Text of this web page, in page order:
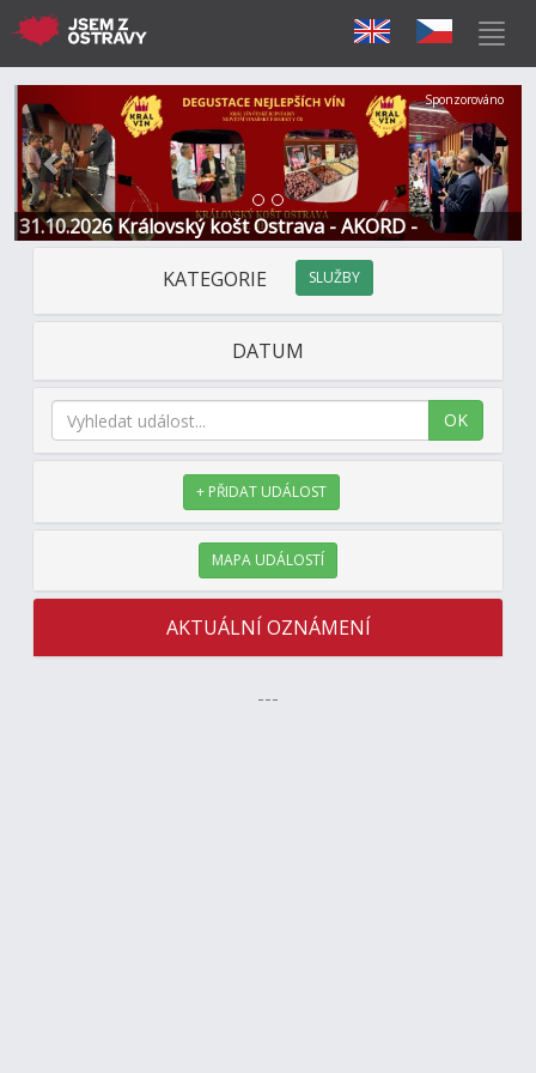
31.10.2026 Královský košt Ostrava - AKORD -
Restaurace a Hotel
Předchozí Další
Sponzorováno
KATEGORIE SLUŽBY
DATUM
OK
+ PŘIDAT UDÁLOST
MAPA UDÁLOSTÍ
AKTUÁLNÍ OZNÁMENÍ
---